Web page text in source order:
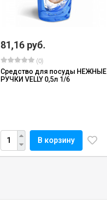
81,16 руб.
(0)
Средство для посуды НЕЖНЫЕ
РУЧКИ VELLY 0,5л 1/6
В корзину